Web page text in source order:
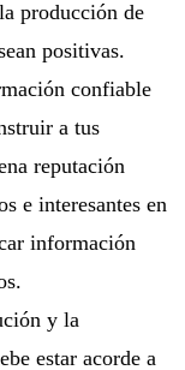
producción de
positivas.
confiable
a tus
reputación
e interesantes en
información
y la
estar acorde a